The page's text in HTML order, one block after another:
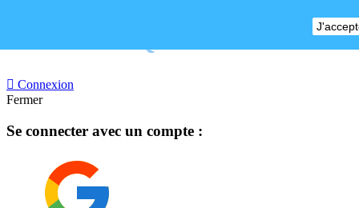
 Connexion
Fermer
Se connecter avec un compte :